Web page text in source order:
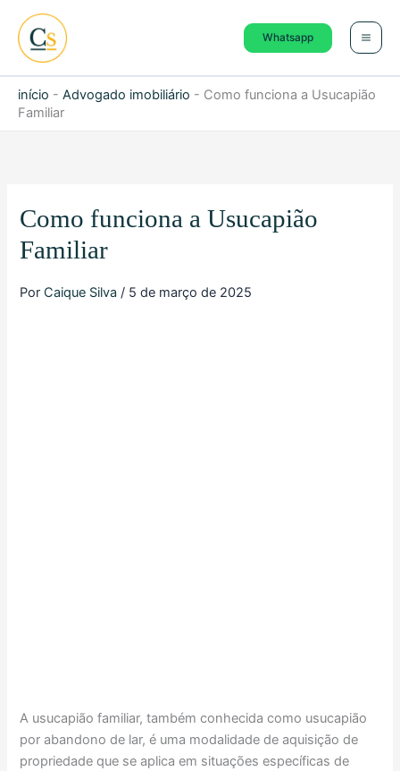
para
conteúdo
Whatsapp
início - Advogado imobiliário - Como funciona a Usucapião
Familiar
Como funciona a Usucapião
Familiar
Por Caique Silva/ 5 de março de 2025
A usucapião familiar, também conhecida como usucapião
por abandono de lar, é uma modalidade de aquisição de
propriedade que se aplica em situações específicas de